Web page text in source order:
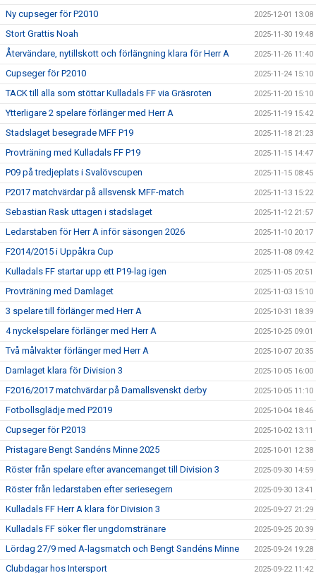
Ny cupseger för P2010 2025-12-01 13:08
Stort Grattis Noah 2025-11-30 19:48
Återvändare, nytillskott och förlängning klara för Herr A 2025-11-26 11:40
Cupseger för P2010 2025-11-24 15:10
TACK till alla som stöttar Kulladals FF via Gräsroten 2025-11-20 15:10
Ytterligare 2 spelare förlänger med Herr A 2025-11-19 15:42
Stadslaget besegrade MFF P19 2025-11-18 21:23
Provträning med Kulladals FF P19 2025-11-15 14:47
P09 på tredjeplats i Svalövscupen 2025-11-15 08:45
P2017 matchvärdar på allsvensk MFF-match 2025-11-13 15:22
Sebastian Rask uttagen i stadslaget 2025-11-12 21:57
Ledarstaben för Herr A inför säsongen 2026 2025-11-10 20:17
F2014/2015 i Uppåkra Cup 2025-11-08 09:42
Kulladals FF startar upp ett P19-lag igen 2025-11-05 20:51
Provträning med Damlaget 2025-11-03 15:10
3 spelare till förlänger med Herr A 2025-10-31 18:39
4 nyckelspelare förlänger med Herr A 2025-10-25 09:01
Två målvakter förlänger med Herr A 2025-10-07 20:35
Damlaget klara för Division 3 2025-10-05 16:00
F2016/2017 matchvärdar på Damallsvenskt derby 2025-10-05 11:10
Fotbollsglädje med P2019 2025-10-04 18:46
Cupseger för P2013 2025-10-02 13:11
Pristagare Bengt Sandéns Minne 2025 2025-10-01 12:38
Röster från spelare efter avancemanget till Division 3 2025-09-30 14:59
Röster från ledarstaben efter seriesegern 2025-09-30 13:41
Kulladals FF Herr A klara för Division 3 2025-09-27 21:29
Kulladals FF söker fler ungdomstränare 2025-09-25 20:39
Lördag 27/9 med A-lagsmatch och Bengt Sandéns Minne 2025-09-24 19:28
Clubdagar hos Intersport 2025-09-22 11:42